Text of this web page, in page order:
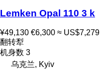
Lemken Opal 110 3 k
¥49,130 €6,300 ≈ US$7,279
翻转犁
机身数 3
乌克兰, Kyiv